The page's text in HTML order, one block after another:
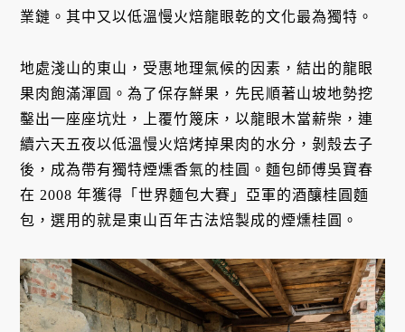
業鏈。其中又以低溫慢火焙龍眼乾的文化最為獨特。
地處淺山的東山，受惠地理氣候的因素，結出的龍眼
果肉飽滿渾圓。為了保存鮮果，先民順著山坡地勢挖
鑿出一座座坑灶，上覆竹篾床，以龍眼木當薪柴，連
續六天五夜以低溫慢火焙烤掉果肉的水分，剝殼去子
後，成為帶有獨特煙燻香氣的桂圓。麵包師傅吳寶春
在 2008 年獲得「世界麵包大賽」亞軍的酒釀桂圓麵
包，選用的就是東山百年古法焙製成的煙燻桂圓。